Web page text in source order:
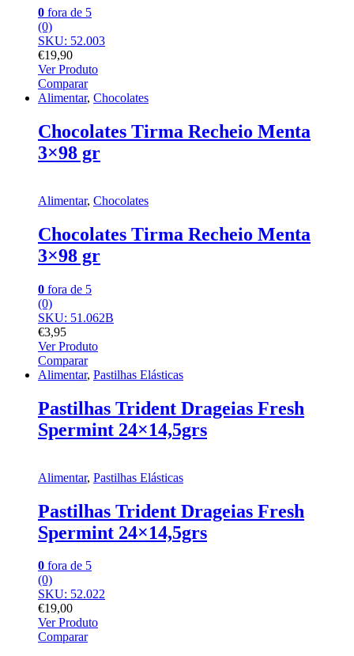
0 fora de 5
(0)
SKU: 52.003
€19,90
Ver Produto
Comparar
Alimentar, Chocolates
Chocolates Tirma Recheio Menta
3×98 gr
Alimentar, Chocolates
Chocolates Tirma Recheio Menta
3×98 gr
0 fora de 5
(0)
SKU: 51.062B
€3,95
Ver Produto
Comparar
Alimentar, Pastilhas Elásticas
Pastilhas Trident Drageias Fresh
Spermint 24×14,5grs
Alimentar, Pastilhas Elásticas
Pastilhas Trident Drageias Fresh
Spermint 24×14,5grs
0 fora de 5
(0)
SKU: 52.022
€19,00
Ver Produto
Comparar